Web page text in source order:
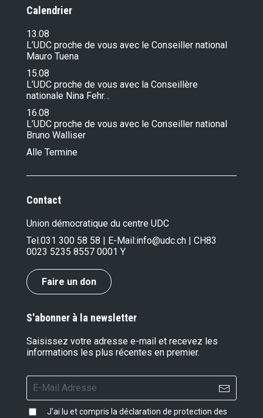
Calendrier
13.08
L’UDC proche de vous avec le Conseiller national
Mauro Tuena
15.08
L’UDC proche de vous avec la Conseillère
nationale Nina Fehr…
16.08
L’UDC proche de vous avec le Conseiller national
Bruno Walliser
Alle Termine
Contact
Union démocratique du centre UDC
Tel.031 300 58 58 | E-Mail:info@udc.ch | CH83
0023 5235 8557 0001 Y
Faire un don
S'abonner à la newsletter
Saisissez votre adresse e-mail et recevez les
informations les plus récentes en premier.
J'ai lu et compris la déclaration de protection des